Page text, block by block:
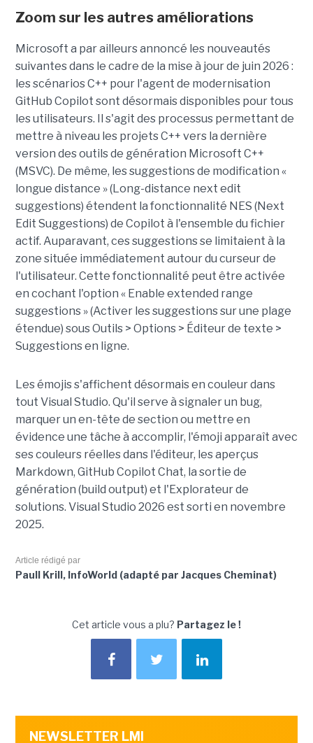
Zoom sur les autres améliorations
Microsoft a par ailleurs annoncé les nouveautés
suivantes dans le cadre de la mise à jour de juin 2026 :
les scénarios C++ pour l'agent de modernisation
GitHub Copilot sont désormais disponibles pour tous
les utilisateurs. Il s'agit des processus permettant de
mettre à niveau les projets C++ vers la dernière
version des outils de génération Microsoft C++
(MSVC). De même, les suggestions de modification «
longue distance » (Long-distance next edit
suggestions) étendent la fonctionnalité NES (Next
Edit Suggestions) de Copilot à l'ensemble du fichier
actif. Auparavant, ces suggestions se limitaient à la
zone située immédiatement autour du curseur de
l'utilisateur. Cette fonctionnalité peut être activée
en cochant l'option « Enable extended range
suggestions » (Activer les suggestions sur une plage
étendue) sous Outils > Options > Éditeur de texte >
Suggestions en ligne.
Les émojis s'affichent désormais en couleur dans
tout Visual Studio. Qu'il serve à signaler un bug,
marquer un en-tête de section ou mettre en
évidence une tâche à accomplir, l'émoji apparaît avec
ses couleurs réelles dans l'éditeur, les aperçus
Markdown, GitHub Copilot Chat, la sortie de
génération (build output) et l'Explorateur de
solutions. Visual Studio 2026 est sorti en novembre
2025.
Article rédigé par
Paull Krill, InfoWorld (adapté par Jacques Cheminat)
Cet article vous a plu? Partagez le !
NEWSLETTER LMI